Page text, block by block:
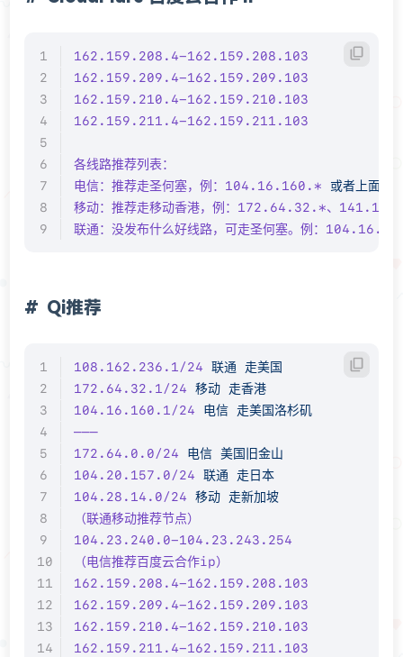
162.159.208.4-162.159.208.103
162.159.209.4-162.159.209.103
162.159.210.4-162.159.210.103
162.159.211.4-162.159.211.103
各线路推荐列表：
电信：推荐走圣何塞，例：104.16.160.* 或者上面的
移动：推荐走移动香港，例：172.64.32.*、
联通：没发布什么好线路，可走圣何塞。例：
Qi推荐
108.162.236.1/24 联通 走美国
172.64.32.1/24 移动 走香港
104.16.160.1/24 电信 走美国洛杉矶
———
172.64.0.0/24 电信 美国旧金山
104.20.157.0/24 联通 走日本
104.28.14.0/24 移动 走新加坡
（联通移动推荐节点）
104.23.240.0-104.23.243.254
（电信推荐百度云合作ip）
162.159.208.4-162.159.208.103
162.159.209.4-162.159.209.103
162.159.210.4-162.159.210.103
162.159.211.4-162.159.211.103